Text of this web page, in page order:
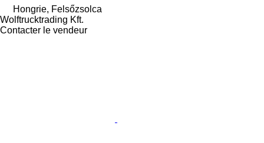
Hongrie, Felsőzsolca
Wolftrucktrading Kft.
Contacter le vendeur